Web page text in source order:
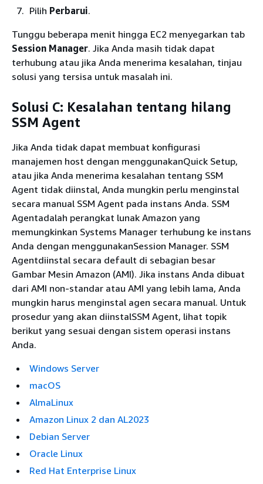
Pilih Perbarui.
Tunggu beberapa menit hingga EC2 menyegarkan tab
Session Manager. Jika Anda masih tidak dapat
terhubung atau jika Anda menerima kesalahan, tinjau
solusi yang tersisa untuk masalah ini.
Solusi C: Kesalahan tentang hilang
SSM Agent
Jika Anda tidak dapat membuat konfigurasi
manajemen host dengan menggunakanQuick Setup,
atau jika Anda menerima kesalahan tentang SSM
Agent tidak diinstal, Anda mungkin perlu menginstal
secara manual SSM Agent pada instans Anda. SSM
Agentadalah perangkat lunak Amazon yang
memungkinkan Systems Manager terhubung ke instans
Anda dengan menggunakanSession Manager. SSM
Agentdiinstal secara default di sebagian besar
Gambar Mesin Amazon (AMI). Jika instans Anda dibuat
dari AMI non-standar atau AMI yang lebih lama, Anda
mungkin harus menginstal agen secara manual. Untuk
prosedur yang akan diinstalSSM Agent, lihat topik
berikut yang sesuai dengan sistem operasi instans
Anda.
Windows Server
macOS
AlmaLinux
Amazon Linux 2 dan AL2023
Debian Server
Oracle Linux
Red Hat Enterprise Linux